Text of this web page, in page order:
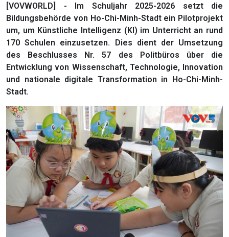
[VOVWORLD] - Im Schuljahr 2025-2026 setzt die
Bildungsbehörde von Ho-Chi-Minh-Stadt ein Pilotprojekt
um, um Künstliche Intelligenz (KI) im Unterricht an rund
170 Schulen einzusetzen. Dies dient der Umsetzung
des Beschlusses Nr. 57 des Politbüros über die
Entwicklung von Wissenschaft, Technologie, Innovation
und nationale digitale Transformation in Ho-Chi-Minh-
Stadt.